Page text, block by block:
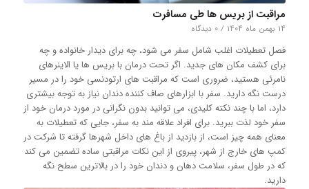
مراقبت از بریس ها طی مسافرت
۱۴ بهمن ماه ۱۴۰۴ / ۰ دیدگاه
فصل تعطیلات اغلب شامل سفر می شود، چه برای دیدار خانواده و چه
برای کشف مکان های جدید. اگر تحت درمان با بریس ها یا الاینرهای
نامرئی هستید، ضروری است که مراقبت های ارتودنسی خود را در مسیر
درست نگه دارید. سفر با ابزارهای صاف کننده دندان نیاز به توجه بیشتری
دارد، اما با چند نکته کلیدی، می توانید بدون نگرانی در مورد درمان خود از
سفر خود لذت ببرید. برای افراد علاقه مند به سفر، جایی که تعطیلات به
معنای همه چیز است، از بازدید از باغ های داخل شهرها گرفته تا شرکت در
کمپ های خارج از شهر، پیروی از این نکات مراقبتی ساده تضمین می کند
که در طول سفر، سلامت دهان و دندان خود را در بالاترین سطح نگه
دارید.